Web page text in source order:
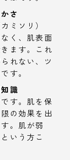
さ
ミソリ）
く、肌表面
ます。これ
れない、ツ
す。
識
す。肌を保
の効果を出
。肌が弱
いう方こ